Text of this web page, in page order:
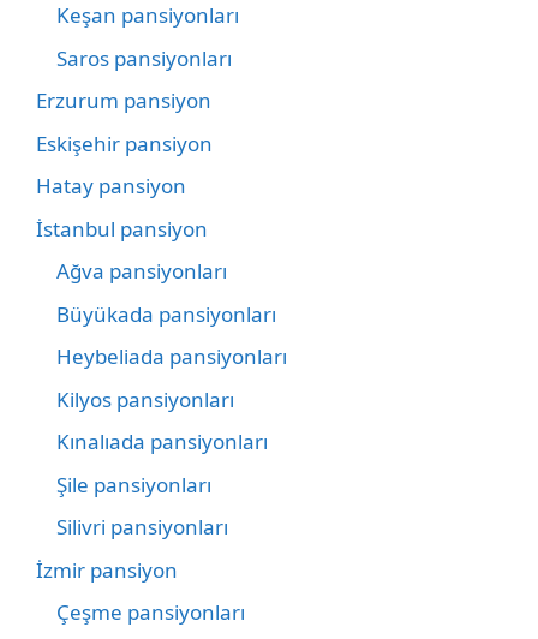
Keşan pansiyonları
Saros pansiyonları
Erzurum pansiyon
Eskişehir pansiyon
Hatay pansiyon
İstanbul pansiyon
Ağva pansiyonları
Büyükada pansiyonları
Heybeliada pansiyonları
Kilyos pansiyonları
Kınalıada pansiyonları
Şile pansiyonları
Silivri pansiyonları
İzmir pansiyon
Çeşme pansiyonları